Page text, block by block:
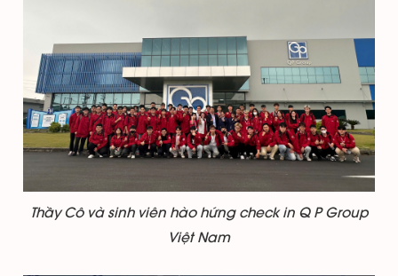
Thầy Cô và sinh viên hào hứng check in Q P Group
Việt Nam